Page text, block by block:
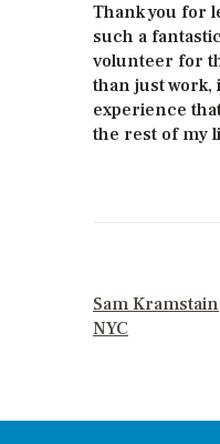
STRECKEN
Thank you for
such a
volunteer for
than just work,
experience
the rest of my
Sam
NYC